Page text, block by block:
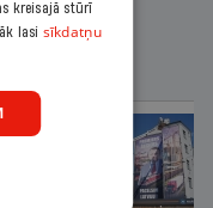
par
kreisajā stūrī
lasi sīkdatņu